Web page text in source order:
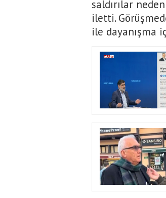
saldırılar
iletti.
ile dayanışma